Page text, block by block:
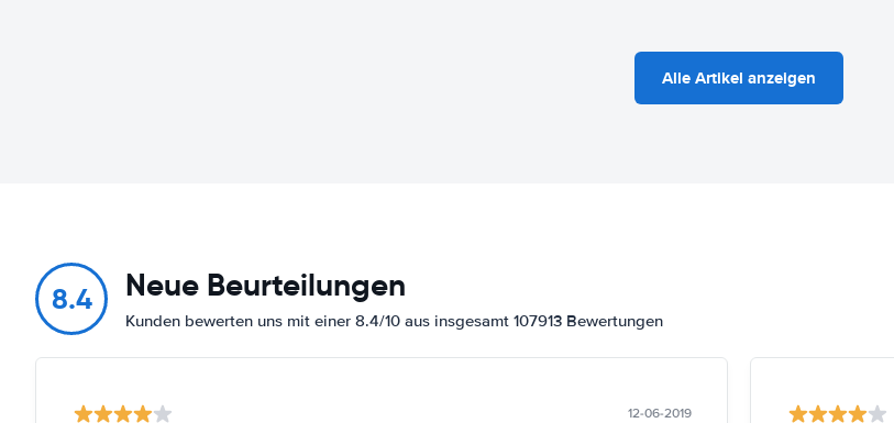
Alle Artikel anzeigen
8.4 Neue Beurteilungen
Kunden bewerten uns mit einer 8.4/10 aus insgesamt 107913 Bewertungen
12-06-2019